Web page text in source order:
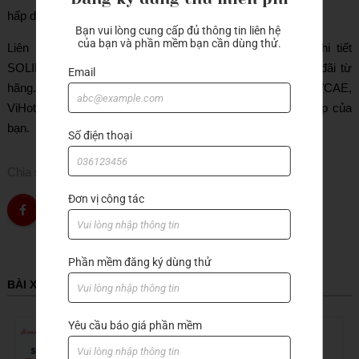
hấp dẫn.
Liên hệ ngay với ViHoth Solutions để nhận bảng giá chi tiết
SOLIDWORKS 2025 chính xác nhất kèm theo nhiều ưu đãi từ
hãng. Với nhiều năm kinh nghiệm trong lĩnh vực CAD/CAM/CAE,
ViHoth cam kết mang lại giải pháp tối ưu cho doanh nghiệp của
bạn.
BÀI XEM NHIỀU
Bạn vui lòng cung cấp đủ thông tin liên hệ
của bạn và phần mềm bạn cần dùng thử.
Email
Số điện thoại
Đơn vị công tác
Phần mềm đăng ký dùng thử
Yêu cầu báo giá phần mềm